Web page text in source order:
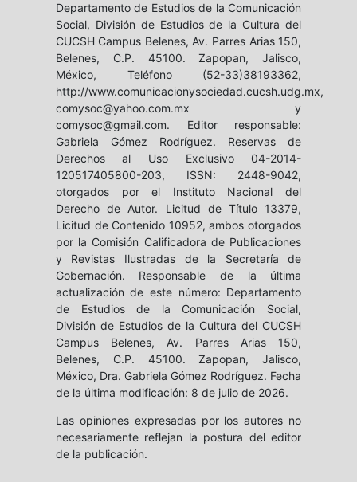
Departamento de Estudios de la Comunicación
Social, División de Estudios de la Cultura del
CUCSH Campus Belenes, Av. Parres Arias 150,
Belenes, C.P. 45100. Zapopan, Jalisco,
México, Teléfono (52-33)38193362,
http://www.comunicacionysociedad.cucsh.udg.mx,
comysoc@yahoo.com.mx y
comysoc@gmail.com. Editor responsable:
Gabriela Gómez Rodríguez. Reservas de
Derechos al Uso Exclusivo 04-2014-
120517405800-203, ISSN: 2448-9042,
otorgados por el Instituto Nacional del
Derecho de Autor. Licitud de Título 13379,
Licitud de Contenido 10952, ambos otorgados
por la Comisión Calificadora de Publicaciones
y Revistas Ilustradas de la Secretaría de
Gobernación. Responsable de la última
actualización de este número: Departamento
de Estudios de la Comunicación Social,
División de Estudios de la Cultura del CUCSH
Campus Belenes, Av. Parres Arias 150,
Belenes, C.P. 45100. Zapopan, Jalisco,
México, Dra. Gabriela Gómez Rodríguez. Fecha
de la última modificación: 8 de julio de 2026.
Las opiniones expresadas por los autores no
necesariamente reflejan la postura del editor
de la publicación.